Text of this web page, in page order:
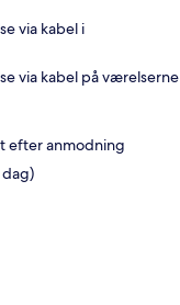
via kabel i
via kabel på værelserne
efter anmodning
dag)